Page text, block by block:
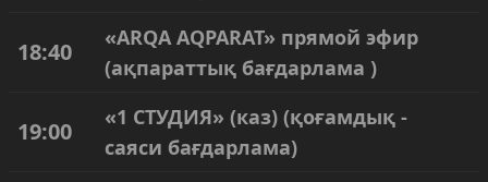
18:40
«ARQA AQPARAT» прямой эфир
(ақпараттық бағдарлама )
19:00
«1 СТУДИЯ» (каз) (қоғамдық -
саяси бағдарлама)